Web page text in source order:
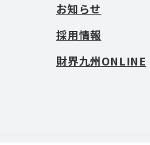
お知らせ
採用情報
財界九州ONLINE